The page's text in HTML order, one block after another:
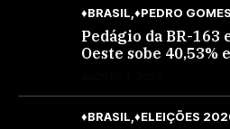
♦BRASIL ♦PEDRO GOMES
Pedágio da BR-163
Oeste sobe 40,53%
♦BRASIL ♦ELEIÇÕES